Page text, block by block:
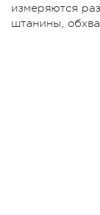
измеряются
штанины,